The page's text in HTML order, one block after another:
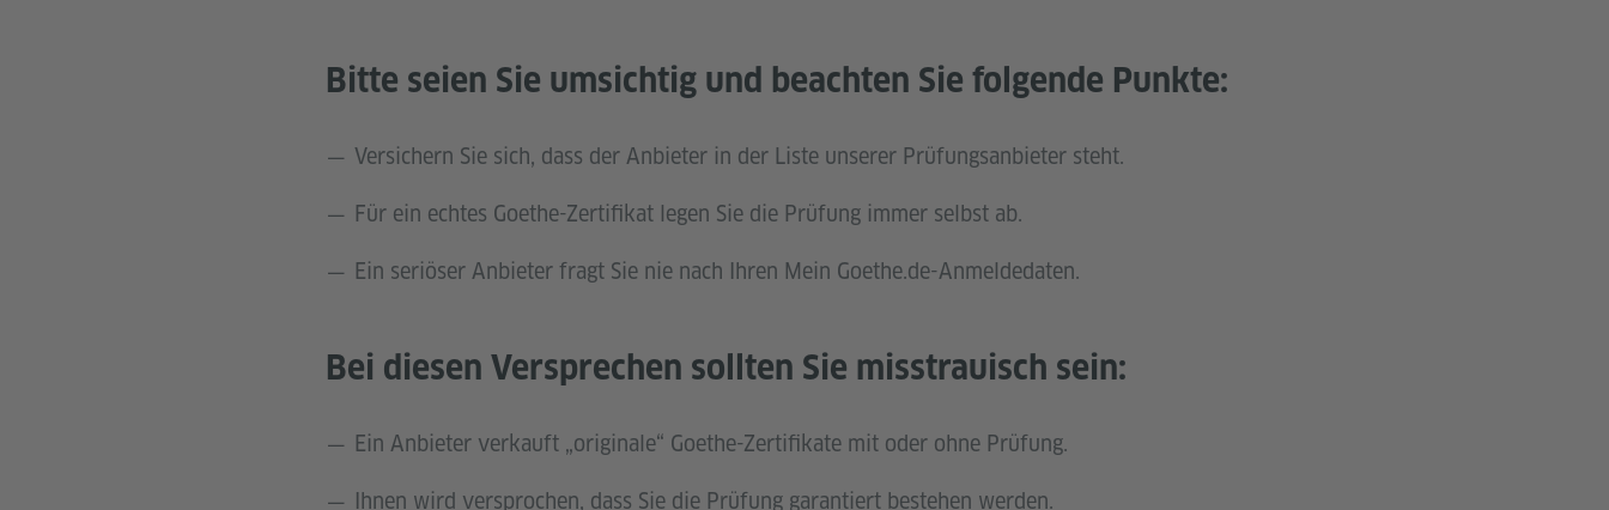
Bitte seien Sie umsichtig und beachten Sie folgende Punkte:
Versichern Sie sich, dass der Anbieter in der Liste unserer Prüfungsanbieter steht.
Für ein echtes Goethe-Zertifikat legen Sie die Prüfung immer selbst ab.
Ein seriöser Anbieter fragt Sie nie nach Ihren Mein Goethe.de-Anmeldedaten.
Bei diesen Versprechen sollten Sie misstrauisch sein:
Ein Anbieter verkauft „originale“ Goethe-Zertifikate mit oder ohne Prüfung.
Ihnen wird versprochen, dass Sie die Prüfung garantiert bestehen werden.